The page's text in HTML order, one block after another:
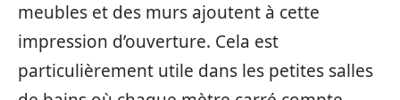
meubles et des murs ajoutent à cette
impression d’ouverture. Cela est
particulièrement utile dans les petites salles